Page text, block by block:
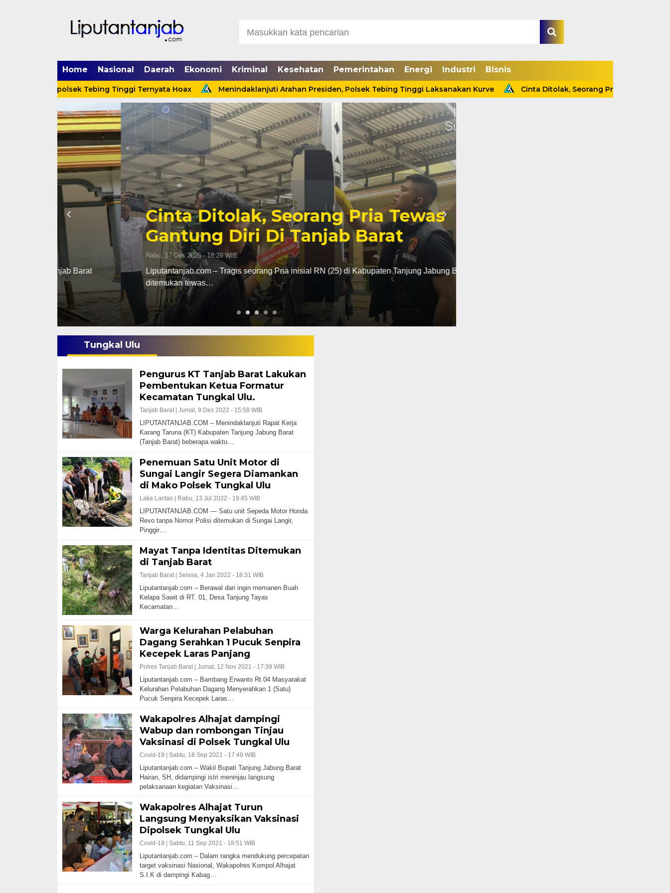
Home Nasional Daerah Ekonomi Kriminal Kesehatan Pemerintahan Energi Industri Bisnis
Kapolsek Tebing Tinggi Ternyata Hoax Menindaklanjuti Arahan Presiden, Polsek Tebing Tinggi Laksanakan Kurve Cinta Ditolak, Seorang Pria Tewas Gantung
Cinta Ditolak, Seorang Pria Tewas
Gantung Diri Di Tanjab Barat
Rabu, 17 Des 2025 - 18:29 WIB
Liputantanjab.com – Tragis seorang Pria inisial RN (25) di Kabupaten Tanjung Jabung Barat Jambi
ditemukan tewas…
Tungkal Ulu
Pengurus KT Tanjab Barat Lakukan
Pembentukan Ketua Formatur
Kecamatan Tungkal Ulu.
Tanjab Barat | Jumat, 9 Des 2022 - 15:58 WIB
LIPUTANTANJAB.COM – Menindaklanjuti Rapat Kerja
Karang Taruna (KT) Kabupaten Tanjung Jabung Barat
(Tanjab Barat) beberapa waktu…
Penemuan Satu Unit Motor di
Sungai Langir Segera Diamankan
di Mako Polsek Tungkal Ulu
Laka Lantas | Rabu, 13 Jul 2022 - 19:45 WIB
LIPUTANTANJAB.COM — Satu unit Sepeda Motor Honda
Revo tanpa Nomor Polisi ditemukan di Sungai Langir,
Pinggir…
Mayat Tanpa Identitas Ditemukan
di Tanjab Barat
Tanjab Barat | Selasa, 4 Jan 2022 - 18:31 WIB
Liputantanjab.com – Berawal dari ingin memanen Buah
Kelapa Sawit di RT. 01, Desa Tanjung Tayas
Kecamatan…
Warga Kelurahan Pelabuhan
Dagang Serahkan 1 Pucuk Senpira
Kecepek Laras Panjang
Polres Tanjab Barat | Jumat, 12 Nov 2021 - 17:39 WIB
Liputantanjab.com – Bambang Erwanto Rt.04 Masyarakat
Kelurahan Pelabuhan Dagang Menyerahkan 1 (Satu)
Pucuk Senpira Kecepek Laras…
Wakapolres Alhajat dampingi
Wabup dan rombongan Tinjau
Vaksinasi di Polsek Tungkal Ulu
Covid-19 | Sabtu, 18 Sep 2021 - 17:49 WIB
Liputantanjab.com – Wakil Bupati Tanjung Jabung Barat
Hairan, SH, didampingi istri meninjau langsung
pelaksanaan kegiatan Vaksinasi…
Wakapolres Alhajat Turun
Langsung Menyaksikan Vaksinasi
Dipolsek Tungkal Ulu
Covid-19 | Sabtu, 11 Sep 2021 - 18:51 WIB
Liputantanjab.com – Dalam rangka mendukung percepatan
target vaksinasi Nasional, Wakapolres Kompol Alhajat
S.I.K di dampingi Kabag…